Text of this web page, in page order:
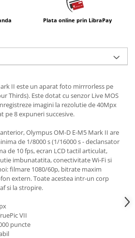
R3)) si
Foto-
foto
Plata online prin LibraPay
II este un aparat foto mirrrorless pe
Thirds). Este dotat cu senzor Live MOS
imagini la rezolutie de 40Mpx
pe 8 expuneri succesive.
Olympus OM-D E-M5 Mark II are
de 1/8000 s (1/16000 s - declansator
de 10 fps, ecran LCD tactil articulat,
imbunatatita, conectivitate Wi-Fi si
filmare 1080/60p, bitrate maxim
extern. Toate acestea intr-un corp
si la stropire.
VII
puncte